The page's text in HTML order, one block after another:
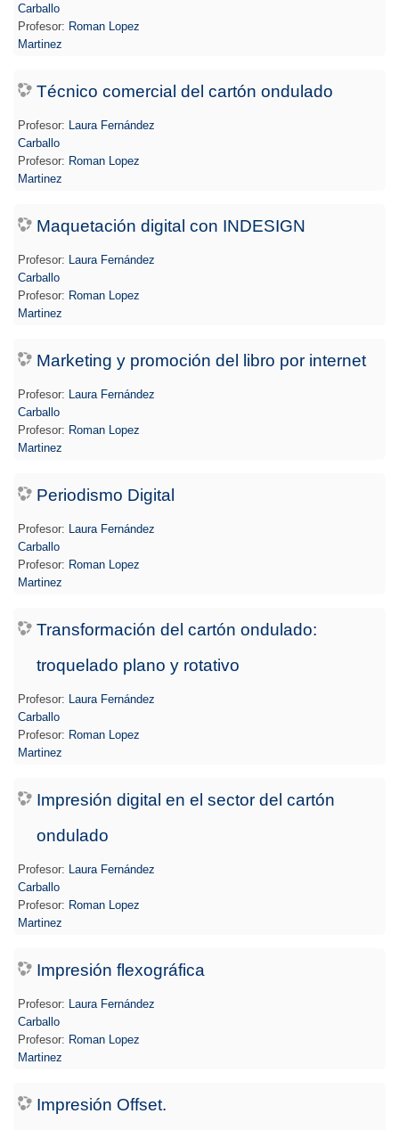
Carballo
Profesor: Roman Lopez
Martinez
Técnico comercial del cartón ondulado
Profesor:
Laura Fernández
Carballo
Profesor: Roman Lopez
Martinez
Maquetación digital con INDESIGN
Profesor:
Laura Fernández
Carballo
Profesor: Roman Lopez
Martinez
Marketing y promoción del libro por internet
Profesor:
Laura Fernández
Carballo
Profesor: Roman Lopez
Martinez
Periodismo Digital
Profesor:
Laura Fernández
Carballo
Profesor: Roman Lopez
Martinez
Transformación del cartón ondulado:
troquelado plano y rotativo
Profesor:
Laura Fernández
Carballo
Profesor: Roman Lopez
Martinez
Impresión digital en el sector del cartón
ondulado
Profesor:
Laura Fernández
Carballo
Profesor: Roman Lopez
Martinez
Impresión flexográfica
Profesor:
Laura Fernández
Carballo
Profesor: Roman Lopez
Martinez
Impresión Offset.